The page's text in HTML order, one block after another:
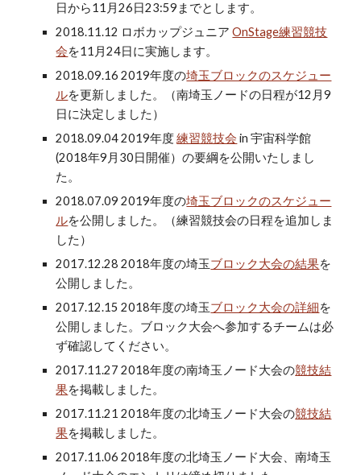
日から11月26日23:59までとします。
2018.11.12 ロボカップジュニアOnStage練習競技
会を11月24日に実施します。
2018.09.16 2019年度の埼玉ブロックのスケジュー
ルを更新しました。（南埼玉ノードの日程が12月9
日に決定しました）
2018.09.04 2019年度練習競技会 in 宇宙科学館
(2018年9月30日開催）の要綱を公開いたしまし
た。
2018.07.09 2019年度の埼玉ブロックのスケジュー
ルを公開しました。（練習競技会の日程を追加しま
した）
2017.12.28 2018年度の埼玉ブロック大会の結果を
公開しました。
2017.12.15 2018年度の埼玉ブロック大会の詳細を
公開しました。ブロック大会へ参加するチームは必
ず確認してください。
2017.11.27 2018年度の南埼玉ノード大会の競技結
果を掲載しました。
2017.11.21 2018年度の北埼玉ノード大会の競技結
果を掲載しました。
2017.11.06 2018年度の北埼玉ノード大会、南埼玉